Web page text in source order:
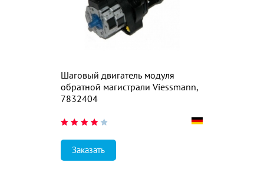
Шаговый двигатель модуля
обратной магистрали Viessmann,
7832404
Заказать